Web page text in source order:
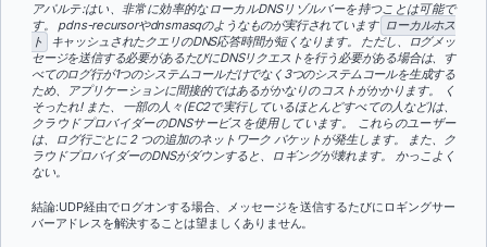
アパルテ:はい、非常に効率的なローカルDNSリゾルバーを持つことは可能で
す。 pdns-recursorやdnsmasqのようなものが実行されています ローカルホス
ト
キャッシュされたクエリのDNS応答時間が短くなります。 ただし、ログメッ
セージを送信する必要があるたびにDNSリクエストを行う必要がある場合は、す
べてのログ行が1つのシステムコールだけでなく3つのシステムコールを生成する
ため、アプリケーションに間接的ではあるがかなりのコストがかかります。 く
そったれ! また、一部の人々(EC2で実行しているほとんどすべての人など)は、
クラウドプロバイダーのDNSサービスを使用しています。 これらのユーザー
は、ログ行ごとに 2 つの追加のネットワーク パケットが発生します。 また、ク
ラウドプロバイダーのDNSがダウンすると、ロギングが壊れます。 かっこよく
ない。
結論:UDP経由でログオンする場合、メッセージを送信するたびにロギングサー
バーアドレスを解決することは望ましくありません。